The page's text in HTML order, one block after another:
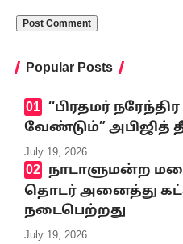
Popular Posts
‘‘பிரதமர்
வேண்டும்” அபிஜித்
July 19, 2026
நாடாளுமன்ற
தொடர் அனைத்து
நடைபெற்றது
July 19, 2026